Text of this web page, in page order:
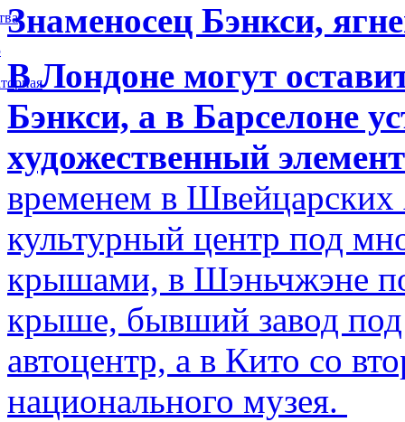
Знаменосец Бэнкси,
В Лондоне могут
Бэнкси, а в Барселоне
художественный
временем в Швейцарских
культурный центр под
крышами, в Шэньчжэне
крыше, бывший завод
автоцентр, а в Кито со
национального музея.